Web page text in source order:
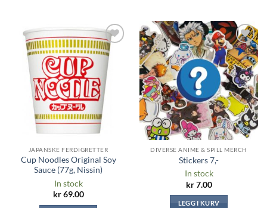
Legg til i
ønskeliste
JAPANSKE FERDIGRETTER
Cup Noodles Original Soy
Sauce (77g, Nissin)
In stock
kr69.00
Legg til i
ønskeliste
DIVERSE ANIME & SPILL MERCH
Stickers 7,-
In stock
kr7.00
LEGG I KURV